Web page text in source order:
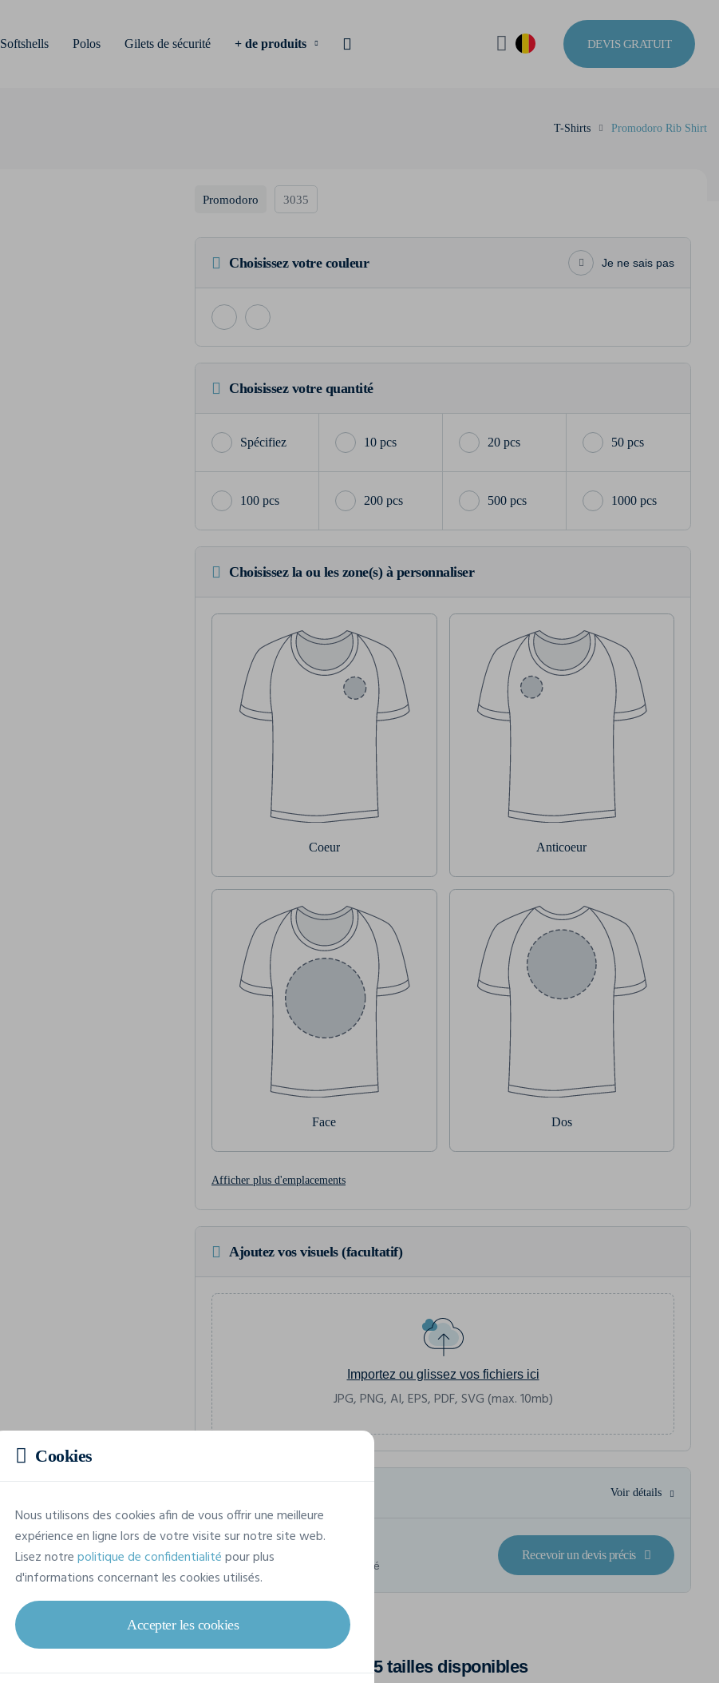
Softshells Polos Gilets de sécurité + de produits DEVIS GRATUIT
T-Shirts Promodoro Rib Shirt
Promodoro 3035
Choisissez votre couleur Je ne sais pas
Choisissez votre quantité
10 pcs 20 pcs 50 pcs
100 pcs 200 pcs 500 pcs 1000 pcs
Choisissez la ou les zone(s) à personnaliser
Coeur Anticoeur
Face Dos
Afficher plus d'emplacements
Ajoutez vos visuels (facultatif)
Importez ou glissez vos fichiers ici
JPG, PNG, AI, EPS, PDF, SVG (max. 10mb)
Voir détails
Prix sur demande
Demandez votre devis personnalisé
Recevoir un devis précis
5 tailles disponibles
Cookies
Nous utilisons des cookies afin de vous offrir une meilleure
expérience en ligne lors de votre visite sur notre site web.
Lisez notrepolitique de confidentialitépour plus
d'informations concernant les cookies utilisés.
Accepter les cookies